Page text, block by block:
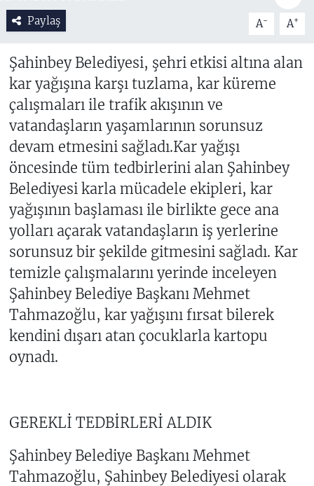
Paylaş A- A+
Şahinbey Belediyesi, şehri etkisi altına alan
kar yağışına karşı tuzlama, kar küreme
çalışmaları ile trafik akışının ve
vatandaşların yaşamlarının sorunsuz
devam etmesini sağladı.Kar yağışı
öncesinde tüm tedbirlerini alan Şahinbey
Belediyesi karla mücadele ekipleri, kar
yağışının başlaması ile birlikte gece ana
yolları açarak vatandaşların iş yerlerine
sorunsuz bir şekilde gitmesini sağladı. Kar
temizle çalışmalarını yerinde inceleyen
Şahinbey Belediye Başkanı Mehmet
Tahmazoğlu, kar yağışını fırsat bilerek
kendini dışarı atan çocuklarla kartopu
oynadı.
GEREKLİ TEDBİRLERİ ALDIK
Şahinbey Belediye Başkanı Mehmet
Tahmazoğlu, Şahinbey Belediyesi olarak